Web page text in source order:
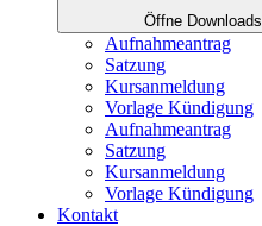
Öffne Downloads
Aufnahmeantrag
Satzung
Kursanmeldung
Vorlage Kündigung
Aufnahmeantrag
Satzung
Kursanmeldung
Vorlage Kündigung
Kontakt